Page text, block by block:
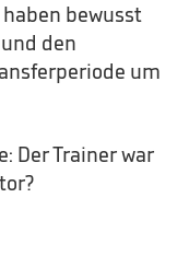
bewusst
den
um
Der Trainer war